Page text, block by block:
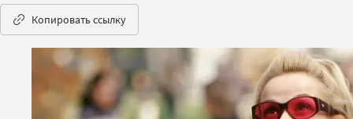
Копировать ссылку